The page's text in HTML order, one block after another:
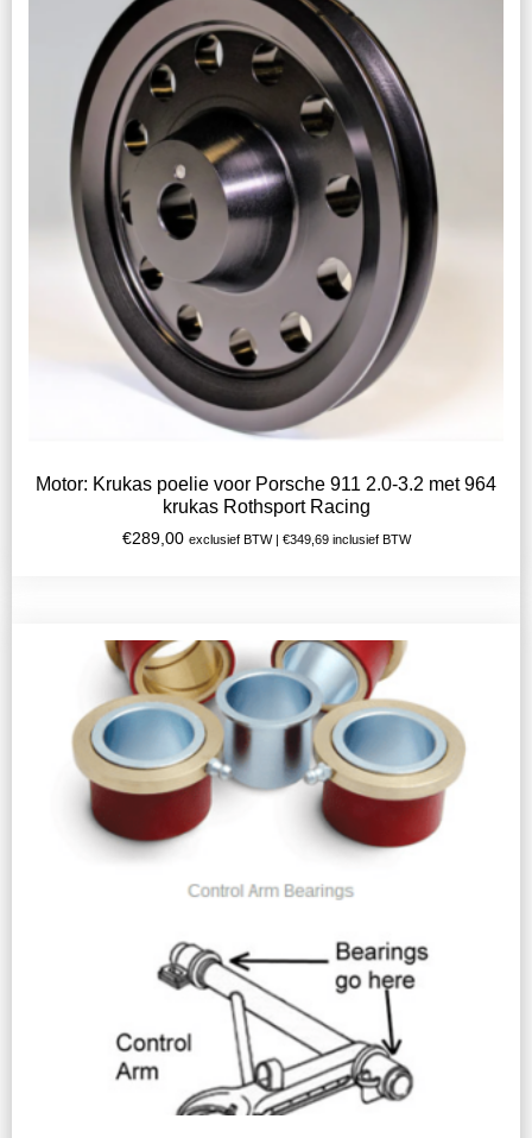
Motor: Krukas poelie voor Porsche 911 2.0-3.2 met 964
krukas Rothsport Racing
€289,00 exclusief BTW | €349,69inclusief BTW